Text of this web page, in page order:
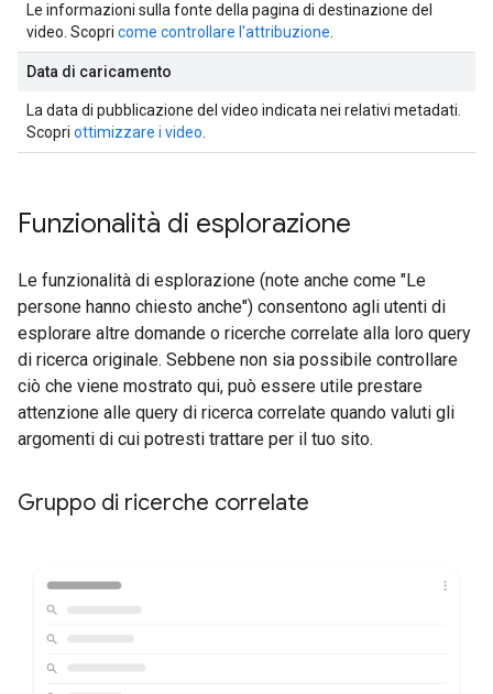
Le informazioni sulla fonte della pagina di destinazione del
video. Scopri come controllare l'attribuzione.
Data di caricamento
La data di pubblicazione del video indicata nei relativi metadati.
Scopri ottimizzare i video.
Funzionalità di esplorazione
Le funzionalità di esplorazione (note anche come "Le
persone hanno chiesto anche") consentono agli utenti di
esplorare altre domande o ricerche correlate alla loro query
di ricerca originale. Sebbene non sia possibile controllare
ciò che viene mostrato qui, può essere utile prestare
attenzione alle query di ricerca correlate quando valuti gli
argomenti di cui potresti trattare per il tuo sito.
Gruppo di ricerche correlate